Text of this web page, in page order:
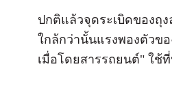
ปกติแล้วจุดระเบิดของถุ
ใกล้กว่านั้นแรงพองตัวข
เมื่อโดยสารรถยนต์" ใช้